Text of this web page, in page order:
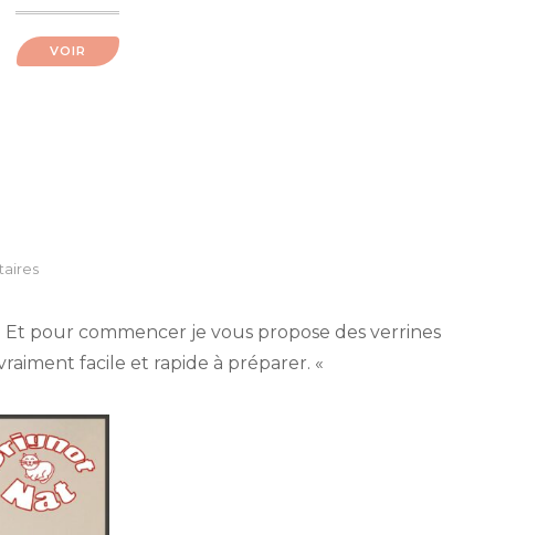
VOIR
sur
avocat
et
pour commencer je vous propose des verrines
facile et rapide à préparer. «